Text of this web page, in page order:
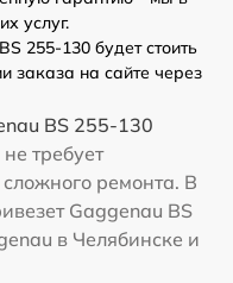
услуг.
255-130 будет стоить
заказа на сайте через
BS 255-130
требует
ремонта. В
Gaggenau BS
в Челябинске и